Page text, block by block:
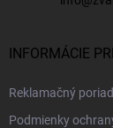
INFORMÁCIE
Reklamačný
Podmienky